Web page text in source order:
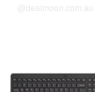
@dealmoon.com.au